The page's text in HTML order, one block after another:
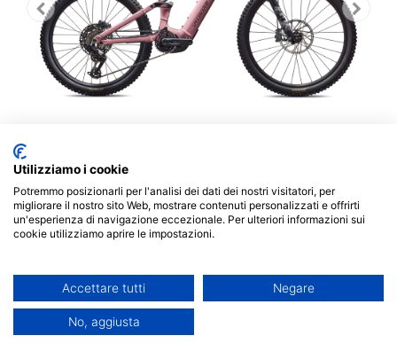
Turbo Levo 4 Comp Alloy
integra l'intero sistema Turbo 4: motore, batteria,
sospensioni e SWAT storage – un concentrato di
tecnologia a un prezzo più accessibile rispetto al
Utilizziamo i cookie
Potremmo posizionarli per l'analisi dei dati dei nostri visitatori, per
migliorare il nostro sito Web, mostrare contenuti personalizzati e offrirti
un'esperienza di navigazione eccezionale. Per ulteriori informazioni sui
cookie utilizziamo aprire le impostazioni.
Accettare tutti Negare
No, aggiusta